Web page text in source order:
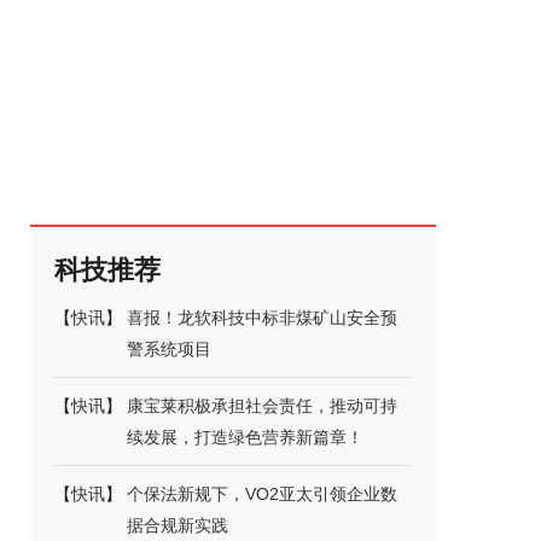
科技推荐
【快讯】
喜报！龙软科技中标非煤矿山安全预
警系统项目
【快讯】
康宝莱积极承担社会责任，推动可持
续发展，打造绿色营养新篇章！
【快讯】
个保法新规下，VO2亚太引领企业数
据合规新实践